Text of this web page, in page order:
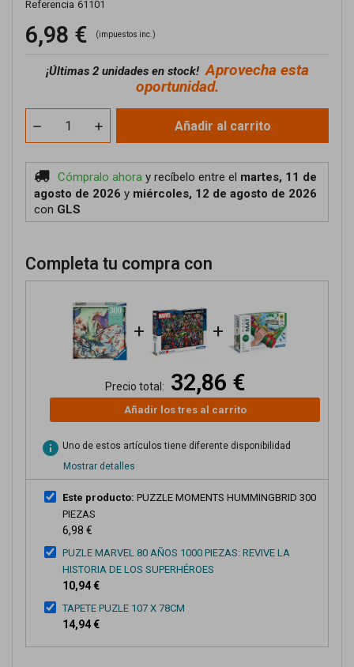
Referencia 61101
6,98 € (impuestos inc.)
¡Últimas 2 unidades en stock!Aprovecha esta
oportunidad.
Añadir al carrito
Cómpralo ahora y recíbelo entre el martes, 11 de
agosto de 2026 y miércoles, 12 de agosto de 2026
con GLS
Completa tu compra con
+ +
Precio total: 32,86 €
Añadir los tres al carrito
info Uno de estos artículos tiene diferente disponibilidad
Mostrar detalles
Este producto: PUZZLE MOMENTS HUMMINGBRID 300
PIEZAS
6,98 €
PUZLE MARVEL 80 AÑOS 1000 PIEZAS: REVIVE LA
HISTORIA DE LOS SUPERHÉROES
10,94 €
TAPETE PUZLE 107 X 78CM
14,94 €